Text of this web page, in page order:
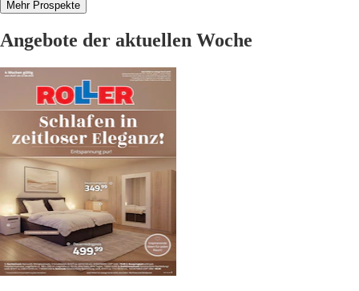
Mehr Prospekte
Angebote der aktuellen Woche